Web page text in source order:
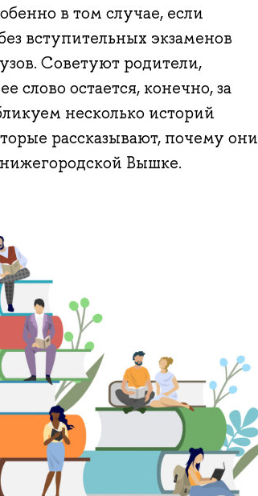
в том случае, если
вступительных экзаменов
Советуют родители,
слово остается, конечно, за
несколько историй
рассказывают, почему они
Вышке.